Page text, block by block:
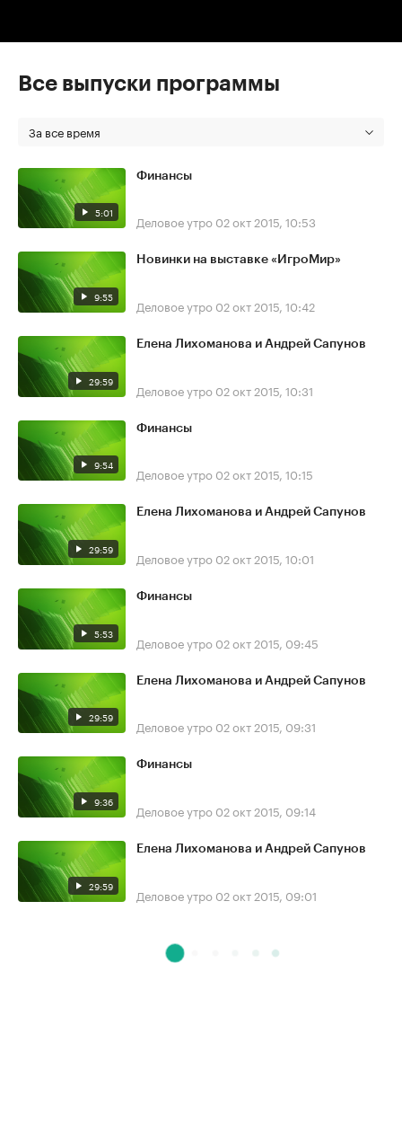
Все выпуски программы
За все время
5:01
Финансы
Деловое утро 02 окт 2015, 10:53
9:55
Новинки на выставке «ИгроМир»
Деловое утро 02 окт 2015, 10:42
29:59
Елена Лихоманова и Андрей Сапунов
Деловое утро 02 окт 2015, 10:31
9:54
Финансы
Деловое утро 02 окт 2015, 10:15
29:59
Елена Лихоманова и Андрей Сапунов
Деловое утро 02 окт 2015, 10:01
5:53
Финансы
Деловое утро 02 окт 2015, 09:45
29:59
Елена Лихоманова и Андрей Сапунов
Деловое утро 02 окт 2015, 09:31
9:36
Финансы
Деловое утро 02 окт 2015, 09:14
29:59
Елена Лихоманова и Андрей Сапунов
Деловое утро 02 окт 2015, 09:01